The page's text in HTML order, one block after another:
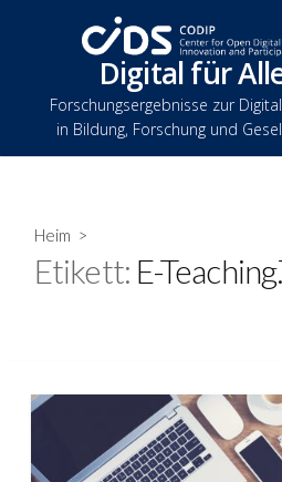
Digital für
Forschungsergebnisse zur
in Bildung, Forschung und
Heim >
Etikett: E-